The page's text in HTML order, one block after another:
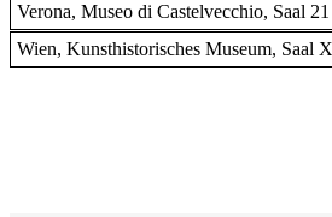
Verona, Museo di Castelvecchio, Saal 21
Wien, Kunsthistorisches Museum, Saal